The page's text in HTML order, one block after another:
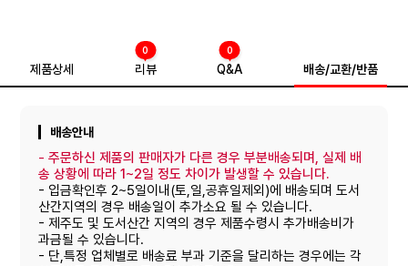
제품상세 리뷰
0
Q&A
0
배송/교환/반품
배송안내
-주문하신 제품의 판매자가 다른 경우 부분배송되며, 실제 배
송 상황에 따라 1~2일 정도 차이가 발생할 수 있습니다.
- 입금확인후 2~5일이내(토,일,공휴일제외)에 배송되며 도서
산간지역의 경우 배송일이 추가소요 될 수 있습니다.
- 제주도 및 도서산간 지역의 경우 제품수령시 추가배송비가
과금될 수 있습니다.
- 단,특정 업체별로 배송료 부과 기준을 달리하는 경우에는 각